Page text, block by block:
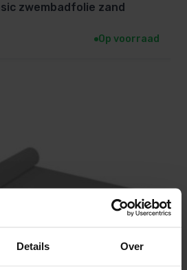
Details Over
zwembadfolie zand
Op voorraad